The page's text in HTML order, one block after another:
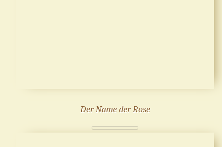
Der Name der Rose